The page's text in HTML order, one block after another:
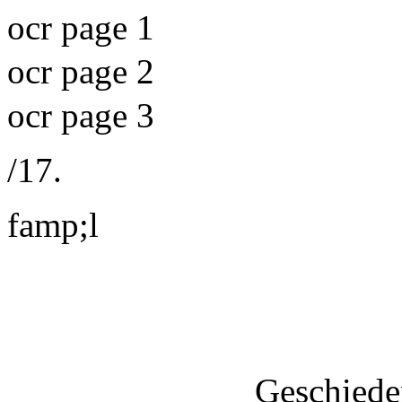
ocr page 1
ocr page 2
ocr page 3
/17.
famp;l